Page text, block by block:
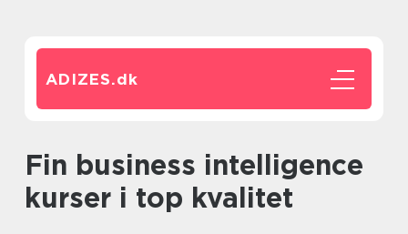
ADIZES.dk
Fin business intelligence
kurser i top kvalitet